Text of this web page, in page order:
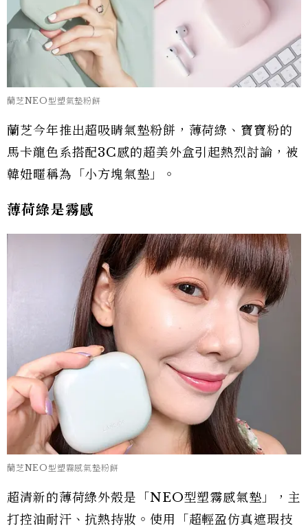
蘭芝NEO型塑氣墊粉餅
蘭芝今年推出超吸睛氣墊粉餅，薄荷綠、寶寶粉的
馬卡龍色系搭配3C感的超美外盒引起熱烈討論，被
韓妞暱稱為「小方塊氣墊」。
薄荷綠是霧感
蘭芝NEO型塑霧感氣墊粉餅
超清新的薄荷綠外殼是「NEO型塑霧感氣墊」，主
打控油耐汗、抗熱持妝。使用「超輕盈仿真遮瑕技